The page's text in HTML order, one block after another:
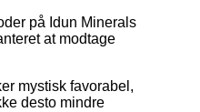
på Idun Minerals
at modtage
mystisk favorabel,
desto mindre